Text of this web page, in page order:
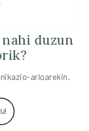
duzun
arloarekin.